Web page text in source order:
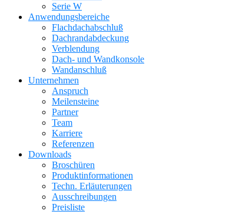
Serie W
Anwendungsbereiche
Flachdachabschluß
Dachrandabdeckung
Verblendung
Dach- und Wandkonsole
Wandanschluß
Unternehmen
Anspruch
Meilensteine
Partner
Team
Karriere
Referenzen
Downloads
Broschüren
Produktinformationen
Techn. Erläuterungen
Ausschreibungen
Preisliste